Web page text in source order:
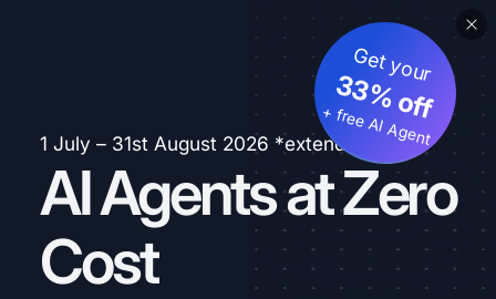
1 July – 31st August 2026 *extended
AI Agents at Zero
Cost
Get your
33% off
+ free AI Agent